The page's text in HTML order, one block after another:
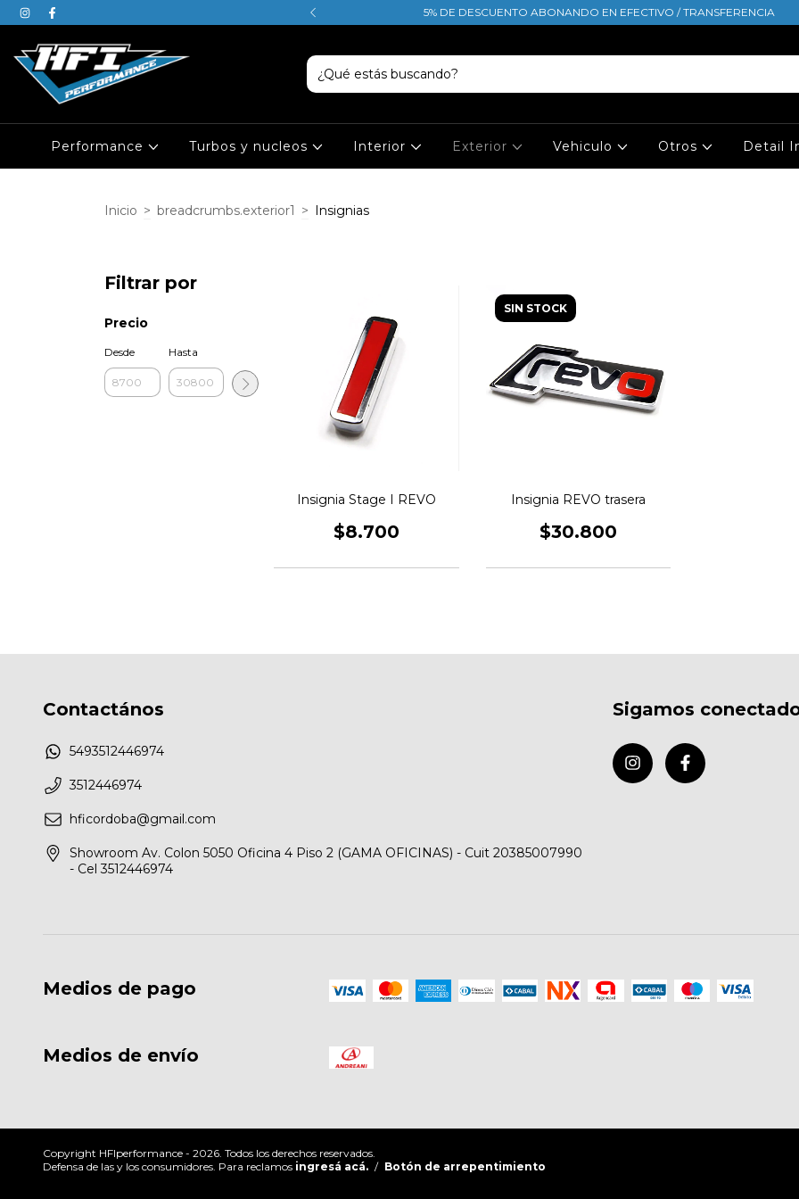
JUSTIN ES DE PISCIS 5% DE DESCUENTO ABONANDO EN EFECTIVO / TRANSFERENCIA
Performance Turbos y nucleos Interior Exterior Vehiculo Otros Detail
Inicio > breadcrumbs.exterior1 > Insignias
Filtrar por
Precio
Desde Hasta
Insignia Stage I REVO
$8.700
SIN STOCK
Insignia REVO trasera
$30.800
Contactános
5493512446974
3512446974
hficordoba@gmail.com
Showroom Av. Colon 5050 Oficina 4 Piso 2 (GAMA OFICINAS) - Cuit 20385007990
- Cel 3512446974
Sigamos
Medios de pago
Medios de envío
Copyright HFIperformance - 2026. Todos los derechos reservados.
Defensa de las y los consumidores. Para reclamos ingresá acá. / Botón de arrepentimiento